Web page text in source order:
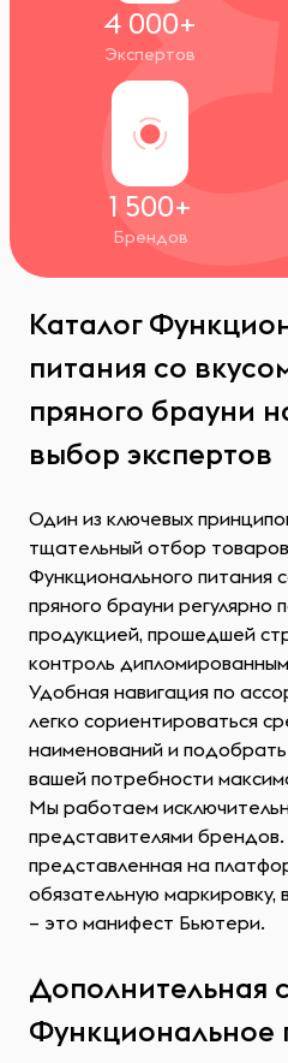
4 000+
Экспертов
1 500+
Брендов
Каталог
питания со
пряного брауни
выбор экспертов
Один из ключевых
тщательный отбор
Функционального питания
пряного брауни регулярно
продукцией, прошедшей
контроль
Удобная навигация по
легко сориентироваться
наименований и
вашей потребности
Мы работаем
представителями брендов.
представленная на
обязательную маркировку,
– это манифест Бьютери.
Дополнительная
Функциональное